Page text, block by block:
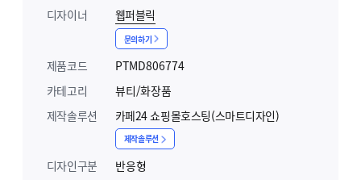
디자이너 웹퍼블릭
문의하기
제품코드
PTMD806774
카테고리
뷰티/화장품
제작솔루션
카페24 쇼핑몰호스팅(스마트디자인)
제작솔루션
디자인구분
반응형